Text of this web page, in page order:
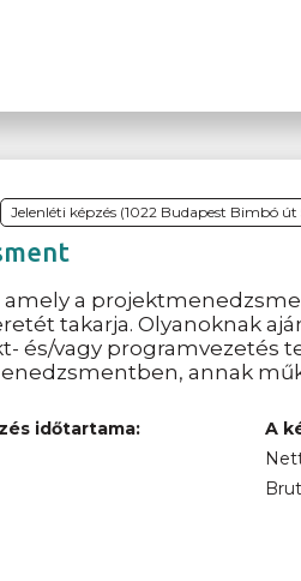
Jelenléti képzés (1022 Budapest Bimbó út
a
takarja. Olyanoknak
és/vagy programvezetés
annak
időtartama:
A